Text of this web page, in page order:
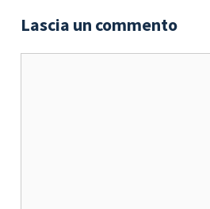
Lascia un commento